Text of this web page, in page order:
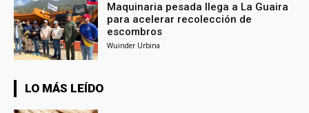
Maquinaria pesada llega a La Guaira
para acelerar recolección de
escombros
Wuinder Urbina
LO MÁS LEÍDO